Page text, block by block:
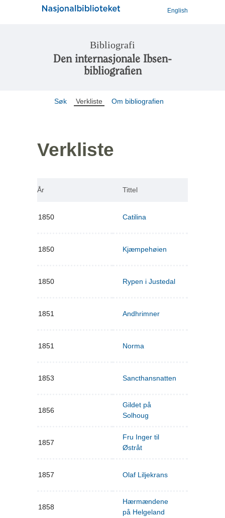
English
Bibliografi
Den internasjonale Ibsen-
bibliografien
Søk Verkliste Om bibliografien
Verkliste
År Tittel
1850 Catilina
1850 Kjæmpehøien
1850 Rypen i Justedal
1851 Andhrimner
1851 Norma
1853 Sancthansnatten
1856
Gildet på
Solhoug
1857
Fru Inger til
Østråt
1857 Olaf Liljekrans
1858
Hærmændene
på Helgeland